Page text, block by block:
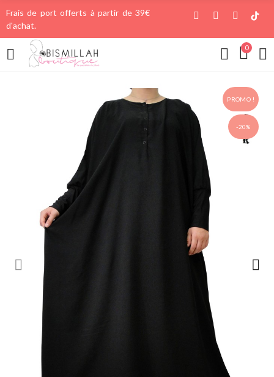
Frais de port offerts à partir de 39€
d'achat.
0
PROMO !
-20%